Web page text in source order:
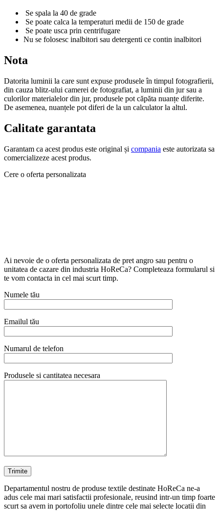
Se spala la 40 de grade
Se poate calca la temperaturi medii de 150 de grade
Se poate usca prin centrifugare
Nu se folosesc inalbitori sau detergenti ce contin inalbitori
Nota
Datorita luminii la care sunt expuse produsele în timpul fotografierii,
din cauza blitz-ului camerei de fotografiat, a luminii din jur sau a
culorilor materialelor din jur, produsele pot căpăta nuanțe diferite.
De asemenea, nuanțele pot diferi de la un calculator la altul.
Calitate garantata
Garantam ca acest produs este original și compania este autorizata sa
comercializeze acest produs.
Cere o oferta personalizata
Ai nevoie de o oferta personalizata de pret angro sau pentru o
unitatea de cazare din industria HoReCa? Completeaza formularul si
te vom contacta in cel mai scurt timp.
Numele tău
Emailul tău
Numarul de telefon
Produsele si cantitatea necesara
Departamentul nostru de produse textile destinate HoReCa ne-a
adus cele mai mari satisfactii profesionale, reusind intr-un timp foarte
scurt sa avem in portofoliu unele dintre cele mai selecte locatii din